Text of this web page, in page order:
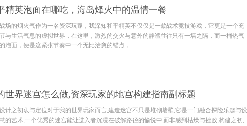
精英泡面在哪吃，海岛烽火中的温情一餐
场的烟火气作为一名资深玩家，我深知和平精英不仅仅是一款战术竞技游戏，它更是一个充
与生活气息的虚拟世界，在这里，激烈的交火与意外的静谧往往只有一墙之隔，而一桶热气
泡面，便是这紧张节奏中一个无比治愈的锚点，...
世界迷宫怎么做,资深玩家的地宫构建指南副标题
计之初衷与定位对于我的世界玩家而言,建造迷宫不只是堆砌墙壁,它是一门融合探险乐趣与设
的艺术,一个优秀的迷宫能让进入者沉浸在破解路径的愉悦中,而非感到枯燥与挫败,构建之初,